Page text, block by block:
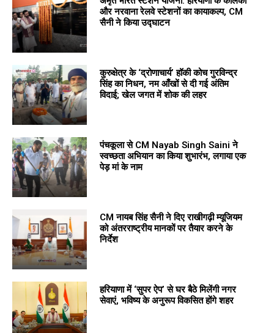
और नरवाना रेलवे स्टेशनों का कायाकल्प, CM
सैनी ने किया उद्घाटन
कुरुक्षेत्र के ‘द्रोणाचार्य’ हॉकी कोच गुरविन्द्र
सिंह का निधन, नम आँखों से दी गई अंतिम
विदाई; खेल जगत में शोक की लहर
पंचकूला से CM Nayab Singh Saini ने
स्वच्छता अभियान का किया शुभारंभ, लगाया एक
पेड़ मां के नाम
CM नायब सिंह सैनी ने दिए राखीगढ़ी म्यूजियम
को अंतरराष्ट्रीय मानकों पर तैयार करने के
निर्देश
हरियाणा में ‘सुपर ऐप’ से घर बैठे मिलेंगी नगर
सेवाएं, भविष्य के अनुरूप विकसित होंगे शहर